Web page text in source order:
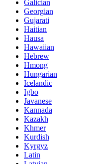
Galician
Georgian
Gujarati
Haitian
Hausa
Hawaiian
Hebrew
Hmong
Hungarian
Icelandic
Igbo
Javanese
Kannada
Kazakh
Khmer
Kurdish
Kyrgyz
Latin